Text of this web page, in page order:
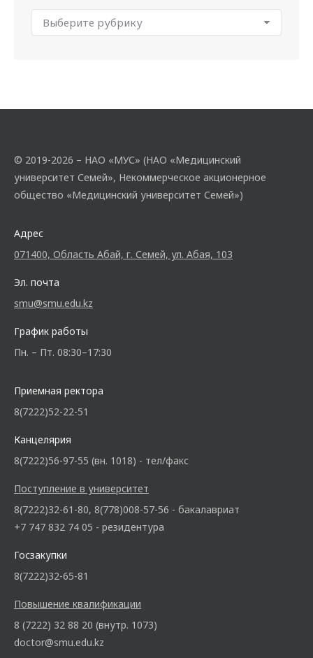
© 2019-2026 – НАО «МУС» (НАО «Медицинский
университет Семей», Некоммерческое акционерное
общество «Медицинский университет Семей»)
Адрес
071400, Область Абай, г. Семей, ул. Абая, 103
Эл. почта
smu@smu.edu.kz
График работы
Пн. – Пт. 08:30–17:30
Приемная ректора
8(7222)52-22-51
Канцелярия
8(7222)56-97-55 (вн. 1018) - тел/факс
Поступление в университет
8(7222)32-61-80, 8(778)008-57-56 - бакалавриат
+7 747 832 74 05 - резидентура
Госзакупки
8(7222)32-65-81
Повышение квалификации
8 (7222) 32 88 20 (внутр. 1073)
doctor@smu.edu.kz